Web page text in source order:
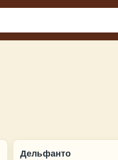
Дельфанто